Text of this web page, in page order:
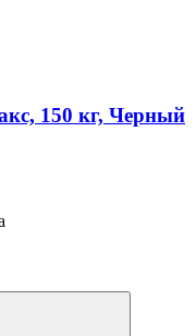
150 кг, Черный